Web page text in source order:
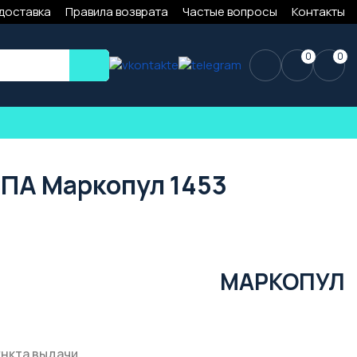
Правила возврата Частые вопросы Контакты
0 0
Маркопул 1453
МАРКОПУЛ